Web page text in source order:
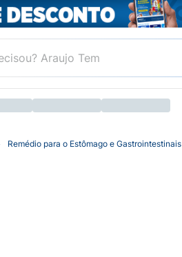
Remédio para o Estômago e Gastrointestinais